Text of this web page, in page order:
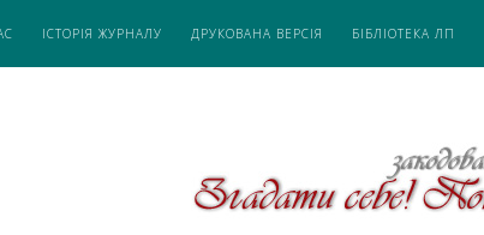
ІСТОРІЯ ЖУРНАЛУ ДРУКОВАНА ВЕРСІЯ БІБЛІОТЕКА ЛП